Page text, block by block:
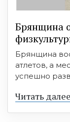
Брянщина
Брянщина
атлетов, а
успешно
Читать далее